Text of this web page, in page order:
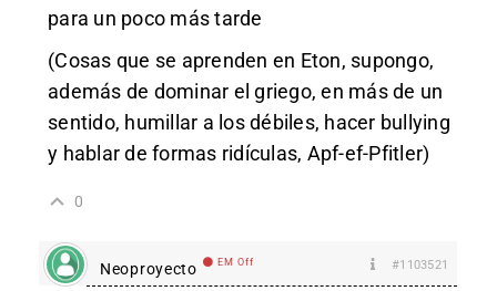
para un poco más tarde
(Cosas que se aprenden en Eton, supongo,
además de dominar el griego, en más de un
sentido, humillar a los débiles, hacer bullying
y hablar de formas ridículas, Apf-ef-Pfitler)
0
Neoproyecto EM Off #1103521